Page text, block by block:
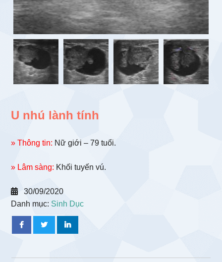
U nhú lành tính
» Thông tin: Nữ giới – 79 tuổi.
» Lâm sàng: Khối tuyến vú.
30/09/2020
Danh mục:Sinh Dục